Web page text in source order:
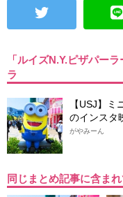
「ルイズN.Y.ピザパー
ラ
【USJ】
のインスタ
がやみーん
同じまとめ記事に含ま